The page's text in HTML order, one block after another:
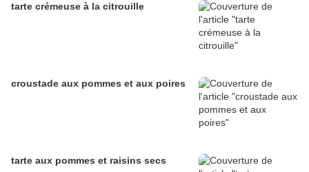
tarte crémeuse à la citrouille
croustade aux pommes et aux poires
tarte aux pommes et raisins secs